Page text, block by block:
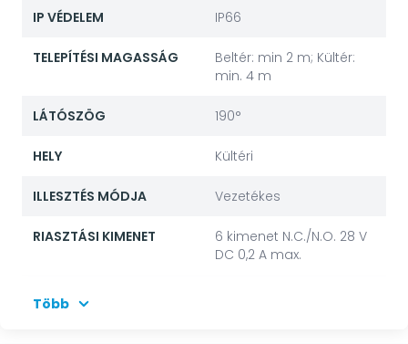
IP VÉDELEM IP66
TELEPÍTÉSI MAGASSÁG
Beltér: min 2 m; Kültér:
min. 4 m
LÁTÓSZÖG 190°
HELY Kültéri
ILLESZTÉS MÓDJA Vezetékes
RIASZTÁSI KIMENET
6 kimenet N.C./N.O. 28 V
DC 0,2 A max.
SZABOTÁZSKAPCSOLÓ
Több